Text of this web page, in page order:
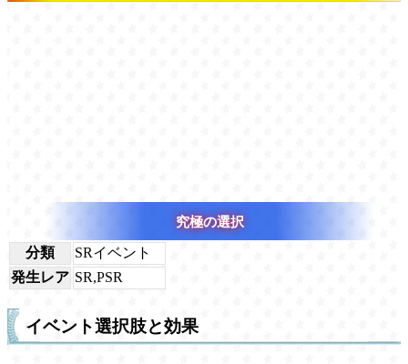
究極の選択
分類
SRイベント
発生レア SR,PSR
イベント選択肢と効果